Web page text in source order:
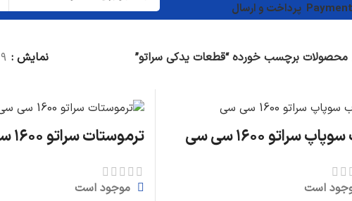
قطعات موتوری
شاتون
واشر سرسیلندر
میل لنگ
پرداخت و ارسال
محصولات برچسب خورده “قطعات یدکی سراتو” نمایش ۹
سراتو ۱۶۰۰ سی سی
است
ترموستات سراتو ۱۶۰۰ سی سی
موجود است